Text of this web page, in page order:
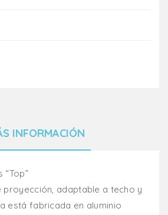
INFORMACIÓN
“Top”
proyección, adaptable a techo y
está fabricada en aluminio